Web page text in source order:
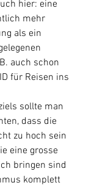
hier: eine
mehr
als ein
auch schon
für Reisen ins
sollte man
dass die
zu hoch sein
eine grosse
bringen sind
komplett